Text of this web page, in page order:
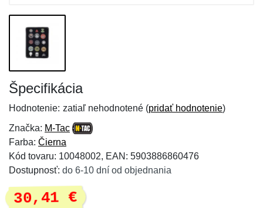
Špecifikácia
Hodnotenie: zatiaľ nehodnotené (pridať hodnotenie)
Značka: M-Tac
Farba: Čierna
Kód tovaru: 10048002, EAN: 5903886860476
Dostupnosť: do 6-10 dní od objednania
30,41 €